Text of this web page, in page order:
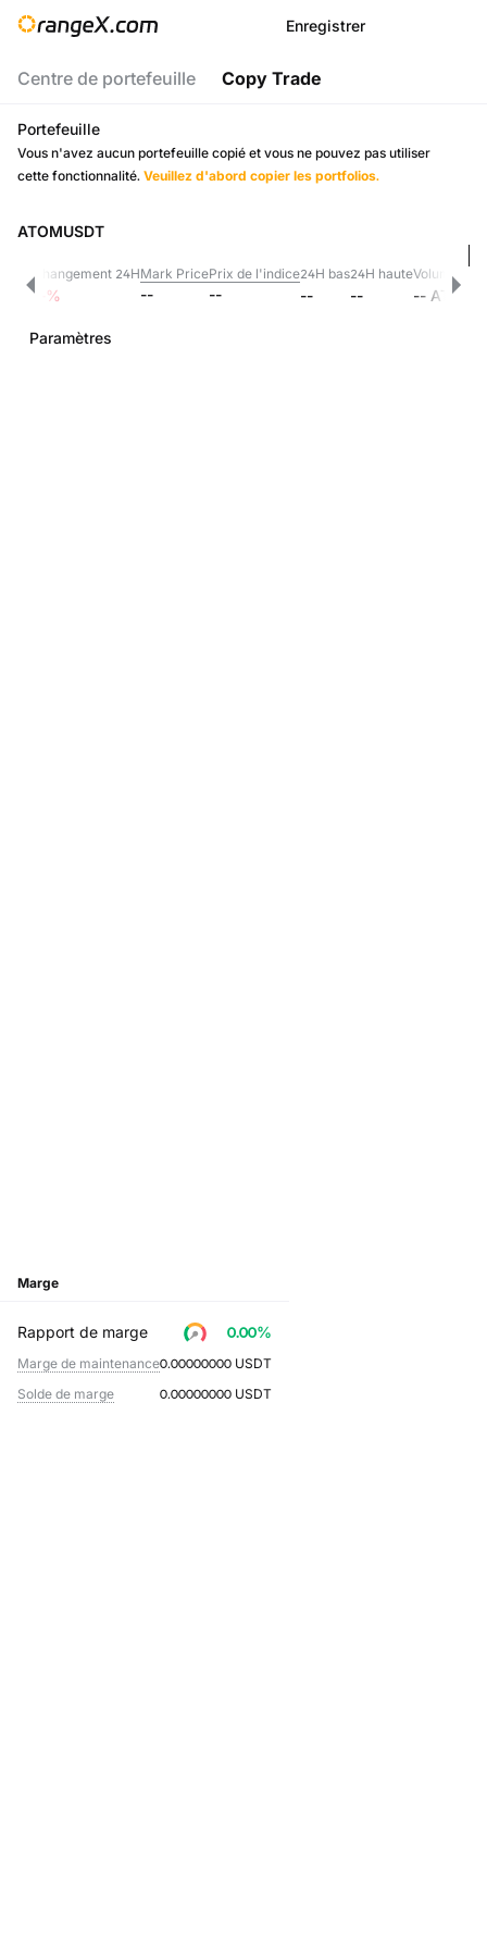
Enregistrer
Centre de portefeuille Copy Trade
Portefeuille
Vous n'avez aucun portefeuille copié et vous ne pouvez pas utiliser
cette fonctionnalité. Veuillez d'abord copier les portfolios.
ATOMUSDT
--
Changement 24H
-- %
Mark Price
--
Prix de l'indice
--
24H bas
--
24H haute
--
Volume 24h
-- ATOM
Paramètres
Marge
Rapport de marge 0.00%
Marge de maintenance0.00000000 USDT
Solde de marge
0.00000000 USDT